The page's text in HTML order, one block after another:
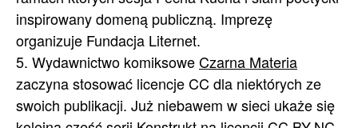
inspirowany domeną publiczną. Imprezę
organizuje Fundacja Liternet.
5. Wydawnictwo komiksoweCzarna Materia
zaczyna stosować licencje CC dla niektórych ze
swoich publikacji. Już niebawem w sieci ukaże się